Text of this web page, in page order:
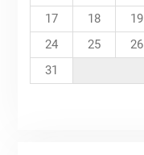
17
18 19
24
25 26
31